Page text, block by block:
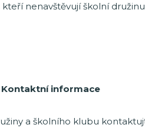
nenavštěvují školní
Kontaktní informace
a školního klubu